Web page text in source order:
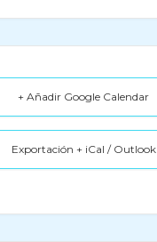
+ Añadir Google Calendar
Exportación + iCal / Outlook